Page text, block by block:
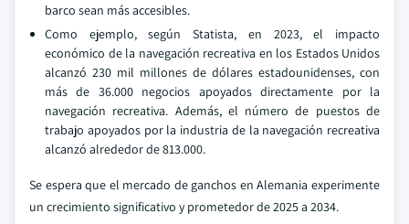
barco sean más accesibles.
Como ejemplo, según Statista, en 2023, el impacto
económico de la navegación recreativa en los Estados Unidos
alcanzó 230 mil millones de dólares estadounidenses, con
más de 36.000 negocios apoyados directamente por la
navegación recreativa. Además, el número de puestos de
trabajo apoyados por la industria de la navegación recreativa
alcanzó alrededor de 813.000.
Se espera que el mercado de ganchos en Alemania experimente
un crecimiento significativo y prometedor de 2025 a 2034.